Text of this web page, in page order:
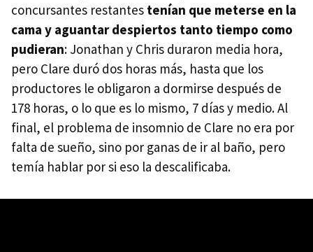
concursantes restantes tenían que meterse en la
cama y aguantar despiertos tanto tiempo como
pudieran: Jonathan y Chris duraron media hora,
pero Clare duró dos horas más, hasta que los
productores le obligaron a dormirse después de
178 horas, o lo que es lo mismo, 7 días y medio. Al
final, el problema de insomnio de Clare no era por
falta de sueño, sino por ganas de ir al baño, pero
temía hablar por si eso la descalificaba.